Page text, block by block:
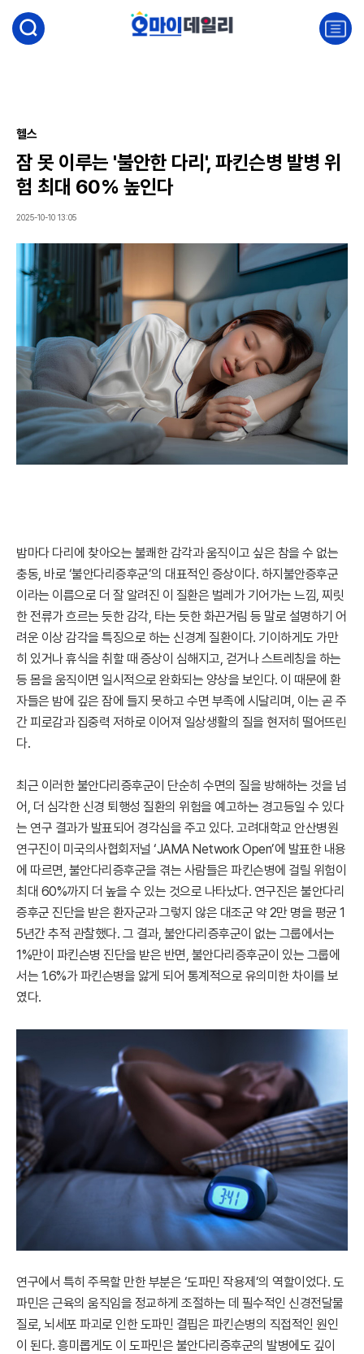
검
색
주
치
기
헬스
잠 못 이루는 '불안한 다리', 파킨슨병 발병 위
험 최대 60% 높인다
2025-10-10 13:05
밤마다 다리에 찾아오는 불쾌한 감각과 움직이고 싶은 참을 수 없는
충동, 바로 ‘불안다리증후군’의 대표적인 증상이다. 하지불안증후군
이라는 이름으로 더 잘 알려진 이 질환은 벌레가 기어가는 느낌, 찌릿
한 전류가 흐르는 듯한 감각, 타는 듯한 화끈거림 등 말로 설명하기 어
려운 이상 감각을 특징으로 하는 신경계 질환이다. 기이하게도 가만
히 있거나 휴식을 취할 때 증상이 심해지고, 걷거나 스트레칭을 하는
등 몸을 움직이면 일시적으로 완화되는 양상을 보인다. 이 때문에 환
자들은 밤에 깊은 잠에 들지 못하고 수면 부족에 시달리며, 이는 곧 주
간 피로감과 집중력 저하로 이어져 일상생활의 질을 현저히 떨어뜨린
다.
최근 이러한 불안다리증후군이 단순히 수면의 질을 방해하는 것을 넘
어, 더 심각한 신경 퇴행성 질환의 위험을 예고하는 경고등일 수 있다
는 연구 결과가 발표되어 경각심을 주고 있다. 고려대학교 안산병원
연구진이 미국의사협회저널 ‘JAMA Network Open’에 발표한 내용
에 따르면, 불안다리증후군을 겪는 사람들은 파킨슨병에 걸릴 위험이
최대 60%까지 더 높을 수 있는 것으로 나타났다. 연구진은 불안다리
증후군 진단을 받은 환자군과 그렇지 않은 대조군 약 2만 명을 평균 1
5년간 추적 관찰했다. 그 결과, 불안다리증후군이 없는 그룹에서는
1%만이 파킨슨병 진단을 받은 반면, 불안다리증후군이 있는 그룹에
서는 1.6%가 파킨슨병을 앓게 되어 통계적으로 유의미한 차이를 보
였다.
연구에서 특히 주목할 만한 부분은 ‘도파민 작용제’의 역할이었다. 도
파민은 근육의 움직임을 정교하게 조절하는 데 필수적인 신경전달물
질로, 뇌세포 파괴로 인한 도파민 결핍은 파킨슨병의 직접적인 원인
이 된다. 흥미롭게도 이 도파민은 불안다리증후군의 발병에도 깊이